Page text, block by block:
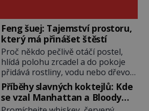
Feng šuej: Tajemství prostoru,
který má přinášet štěstí
Proč někdo pečlivě otáčí postel,
hlídá polohu zrcadel a do pokoje
přidává rostliny, vodu nebo dřevo?
Feng šuej tvrdí, že domov není jen
soubor zdí a nábytku. Je to prostor,
kterým proudí energie čchi a jeho
Příběhy slavných koktejlů: Kde
se vzal Manhattan a Bloody
Mary?